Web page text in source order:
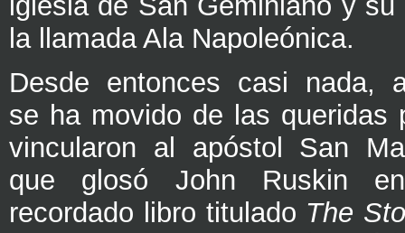
la llamada Ala Napoleónica.
Desde entonces casi nada,
se ha movido de las queridas
vincularon al apóstol San
que glosó John Ruskin
recordado libro titulado The